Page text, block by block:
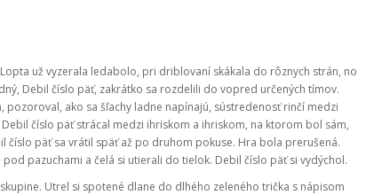
už vyzerala ledabolo, pri driblovaní skákala do rôznych strán, no
Debil číslo päť, zakrátko sa rozdelili do vopred určených tímov.
ako sa šľachy ladne napínajú, sústredenosť rinčí medzi
číslo päť strácal medzi ihriskom a ihriskom, na ktorom bol sám,
číslo päť sa vrátil späť až po druhom pokuse. Hra bola prerušená.
pazuchami a čelá si utierali do tielok. Debil číslo päť si vydýchol.
Utrel si spotené dlane do dlhého zeleného trička s nápisom